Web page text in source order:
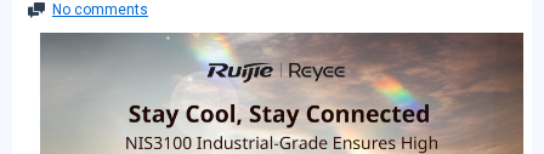
No comments